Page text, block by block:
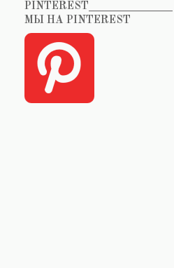
PINTEREST_______________
МЫ НА PINTEREST